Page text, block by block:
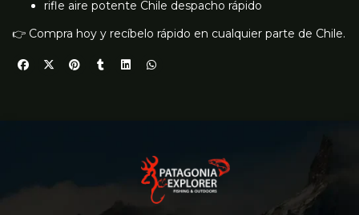
rifle aire potente Chile despacho rápido
👉 Compra hoy y recíbelo rápido en cualquier parte de Chile.